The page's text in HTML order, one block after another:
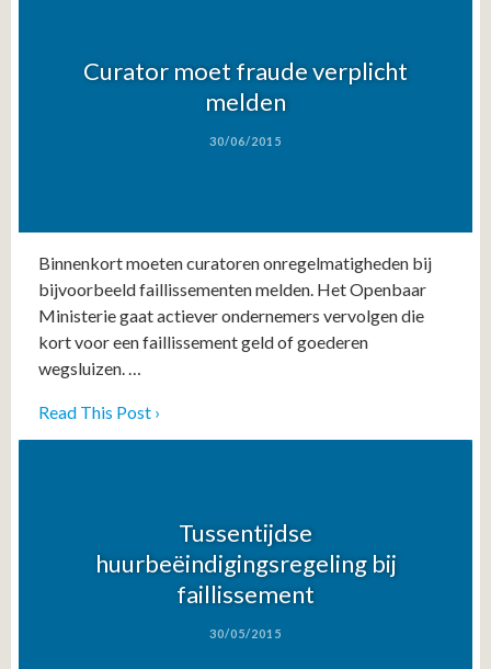
Curator moet fraude verplicht
melden
30/06/2015
Binnenkort moeten curatoren onregelmatigheden bij
bijvoorbeeld faillissementen melden. Het Openbaar
Ministerie gaat actiever ondernemers vervolgen die
kort voor een faillissement geld of goederen
wegsluizen. …
Read This Post ›
Tussentijdse
huurbeëindigingsregeling bij
faillissement
30/05/2015